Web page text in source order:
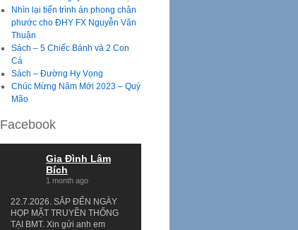
Nhìn lại tiến trình án phong chân
phước cho ĐHY FX Nguyễn Văn
Thuận
Sách – 5 Chiếc Bánh và 2 Con
Cá
Sách – Đường Hy Vọng
Chúc Mừng Năm Mới 2023 – Quý
Mão
Facebook
Gia Đình Lâm
Bích
1 month ago
22.7.2026. SẮP ĐẾN NGÀY
HỌP MẶT TRUYỀN THỐNG
TẠI BMT. Xin gửi anh em